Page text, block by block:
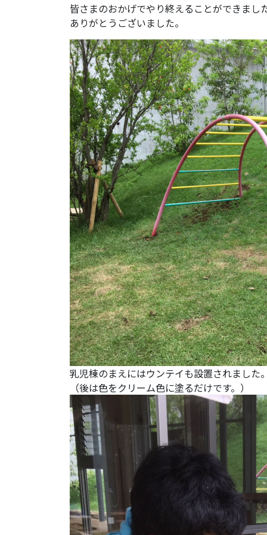
皆さまのおかげでやり終えることができまし
ありがとうございました。
乳児棟のまえにはウンテイも設置されました
（後は色をクリーム色に塗るだけです。）